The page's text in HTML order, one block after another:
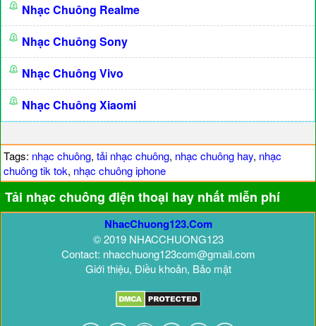
Nhạc Chuông Realme
Nhạc Chuông Sony
Nhạc Chuông Vivo
Nhạc Chuông Xiaomi
Tags: nhạc chuông, tải nhạc chuông, nhạc chuông hay, nhạc
chuông tik tok, nhạc chuông iphone
Tải nhạc chuông điện thoại hay nhất miễn phí
NhacChuong123.Com
© 2019 NHACCHUONG123
Contact: nhacchuong123com@gmail.com
Giới thiệu, Điều khoản, Bảo mật